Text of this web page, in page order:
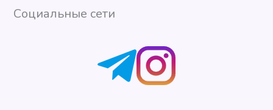
Социальные сети